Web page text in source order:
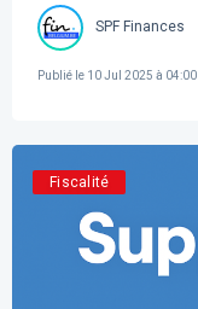
SPF Finances
Publié le 10 Jul 2025 à 04:00
Fiscalité